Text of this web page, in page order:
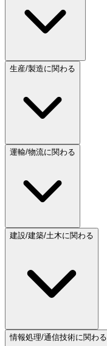
生産/製造に関わる
運輸/物流に関わる
建設/建築/土木に関わる
情報処理/通信技術に関わる